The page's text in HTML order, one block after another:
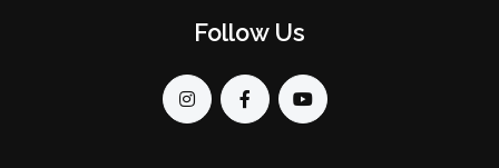
Follow Us